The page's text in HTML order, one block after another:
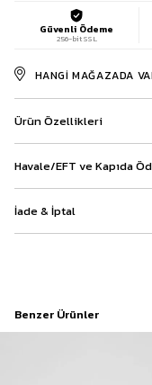
Güvenli Ödeme
256-bit SSL
HANGI MAĞAZADA
Ürün Özellikleri
Havale/EFT ve Kapıda
İade & İptal
Benzer Ürünler